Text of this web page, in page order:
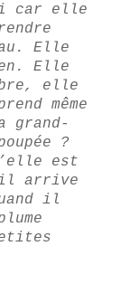
car elle
Elle
Elle
elle
même
grand-
?
est
il arrive
il